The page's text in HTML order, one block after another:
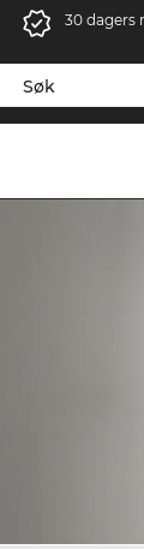
30 dagers